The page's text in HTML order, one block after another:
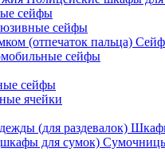
сейфы
сейфы
сейфы
сейфы
ячейки